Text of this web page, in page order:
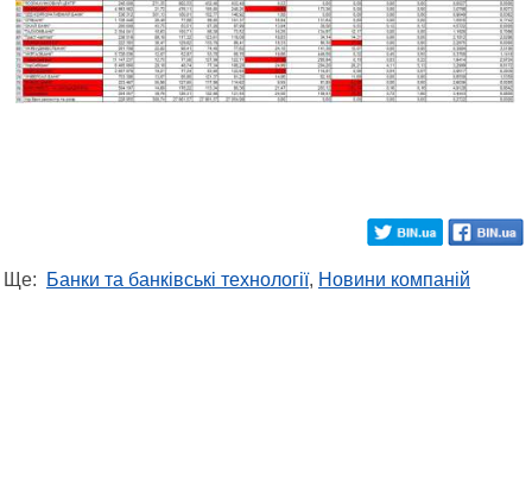
Ще: Банки та банківські технології, Новини компаній